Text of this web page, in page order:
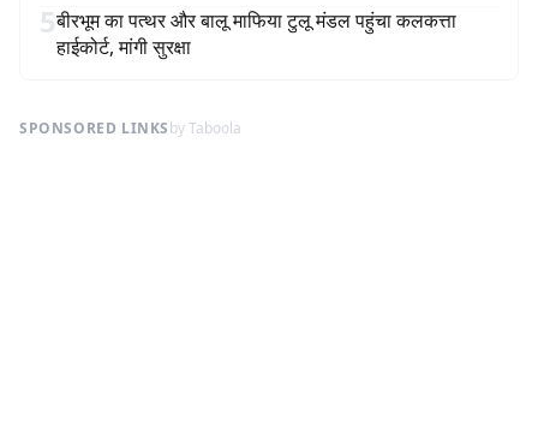
5बीरभूम का पत्थर और बालू माफिया टुलू मंडल पहुंचा कलकत्ता
हाईकोर्ट, मांगी सुरक्षा
SPONSORED LINKSby Taboola